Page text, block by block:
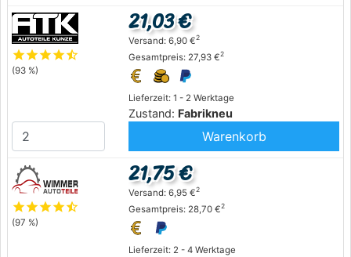
starstarstarstarstar_half
(93 %)
Lieferzeit: 1 - 2 Werktage
Zustand: Fabrikneu
21,03 €
Versand: 6,90 €2
Gesamtpreis: 27,93 €2
Warenkorb
starstarstarstarstar_half
(97 %)
Lieferzeit: 2 - 4 Werktage
21,75 €
Versand: 6,95 €2
Gesamtpreis: 28,70 €2